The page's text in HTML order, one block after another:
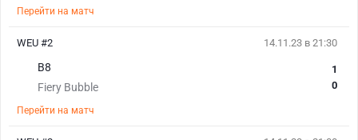
Перейти на матч
14.11.23 в 21:30
B8
Fiery Bubble
1
0
Перейти на матч
WEU #2